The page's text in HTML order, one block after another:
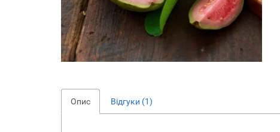
Опис Відгуки (1)